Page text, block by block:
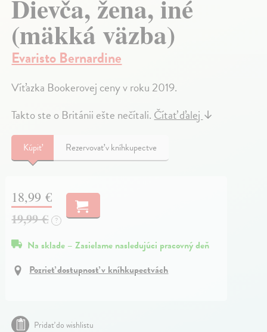
Dievča, žena, iné
(mäkká väzba)
Evaristo Bernardine
Víťazka Bookerovej ceny v roku 2019.
Takto ste o Británii ešte nečítali. Čítať ďalej ↓
Kúpiť Rezervovať v kníhkupectve
18,99 €
19,99 € ?
Na sklade – Zasielame nasledujúci pracovný deň
Pozrieť dostupnosť v kníhkupectvách
Pridať do wishlistu